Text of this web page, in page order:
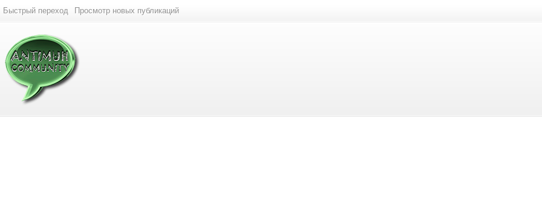
Быстрый переход Просмотр новых публикаций